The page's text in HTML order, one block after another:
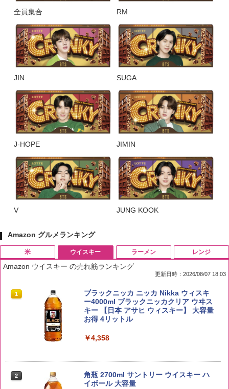
全員集合 RM
JIN SUGA
J-HOPE JIMIN
V JUNG KOOK
Amazon グルメランキング
米
1 by Amazon 国産ブレンド米 精米 5kg
￥2,650
5kg 長野県産 令和7年産
ウイスキー
Amazon ウイスキー の売れ筋ランキング
更新日時：2026/08/07 18:03
1
ブラックニッカ ニッカ Nikka ウィスキ
ー4000ml ブラックニッカクリア ウヰス
キー 【日本 アサヒ ウィスキー】 大容量
お得 4リットル
￥4,358
2
角瓶 2700ml サントリー ウイスキー ハ
イボール 大容量
ラーメン レンジ